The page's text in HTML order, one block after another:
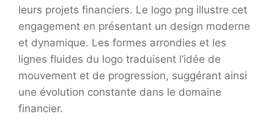
leurs projets financiers. Le logo png illustre cet
engagement en présentant un design moderne
et dynamique. Les formes arrondies et les
lignes fluides du logo traduisent l’idée de
mouvement et de progression, suggérant ainsi
une évolution constante dans le domaine
financier.